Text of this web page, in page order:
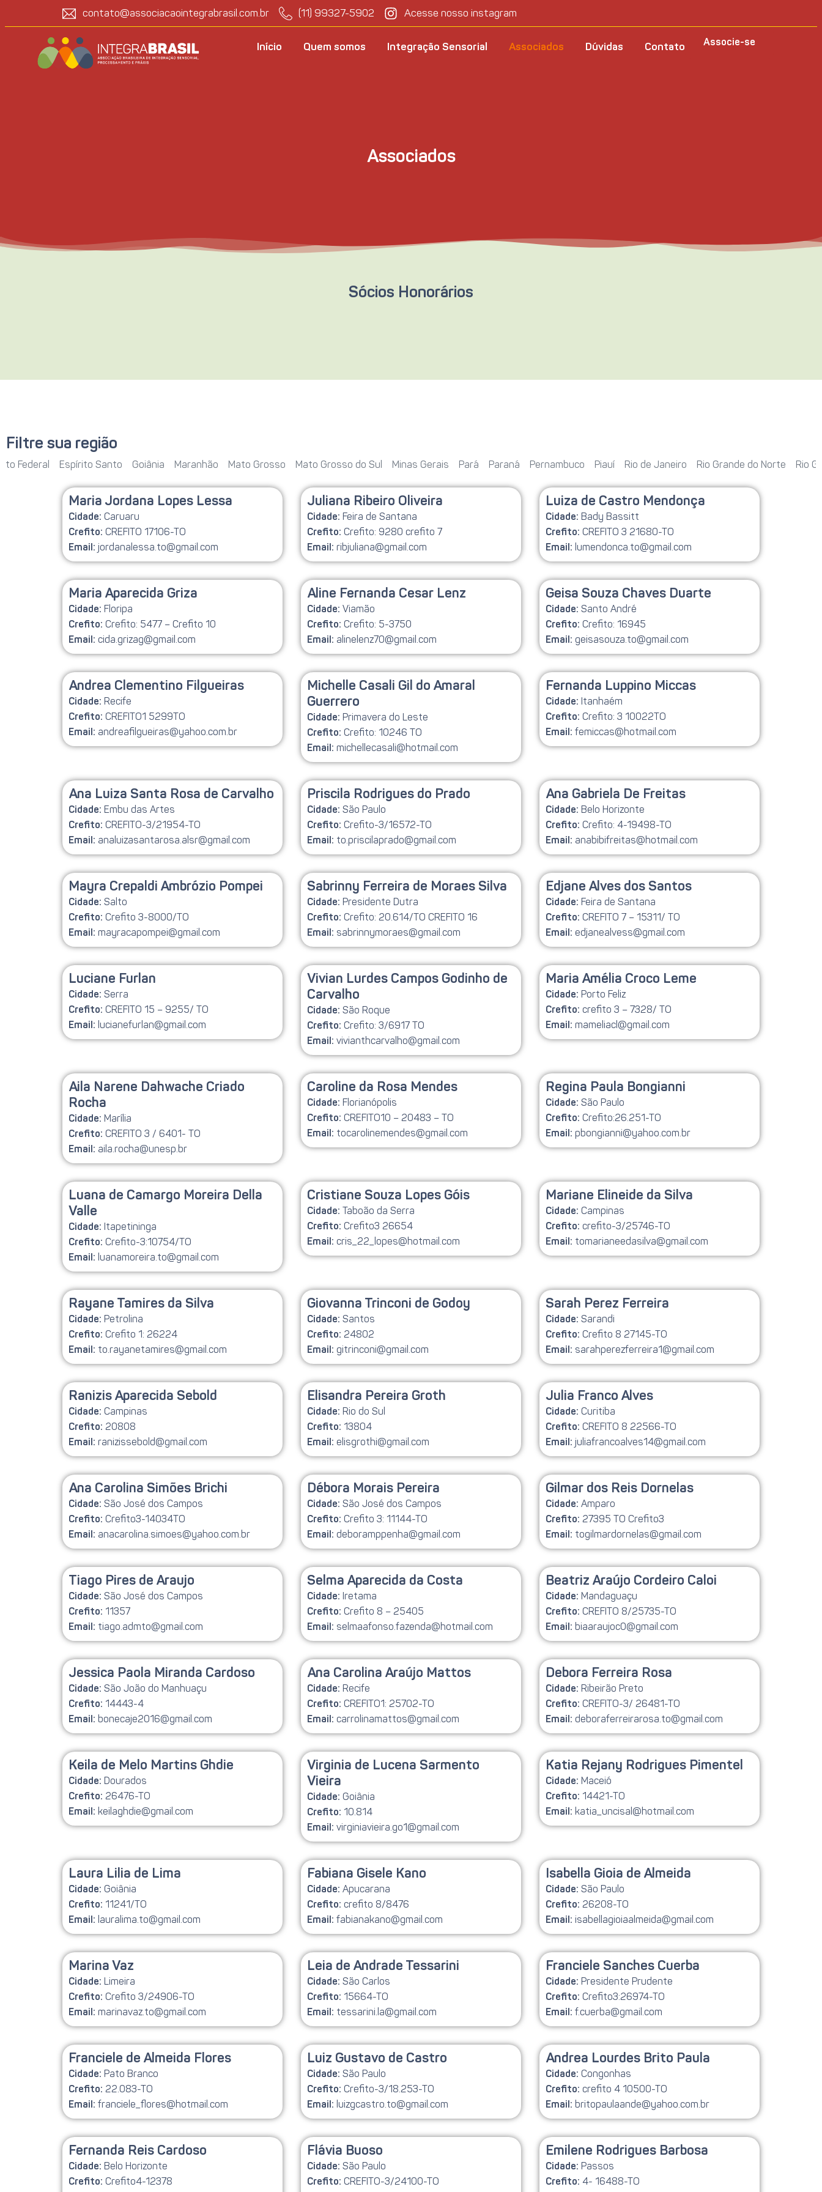
contato@associacaointegrabrasil.com.br (11) 99327-5902 Acesse nosso instagram
Início Quem somos Integração Sensorial Associados Dúvidas Contato Associe-se
Associados
Sócios Honorários
Filtre sua região
Federal Espírito Santo Goiânia Maranhão Mato Grosso Mato Grosso do Sul Minas Gerais Pará Paraná Pernambuco Piauí Rio de Janeiro Rio Grande do Norte Rio
Maria Jordana Lopes Lessa
Cidade: Caruaru
Crefito: CREFITO 17106-TO
Email: jordanalessa.to@gmail.com
Juliana Ribeiro Oliveira
Cidade: Feira de Santana
Crefito: Crefito: 9280 crefito 7
Email: ribjuliana@gmail.com
Luiza de Castro Mendonça
Cidade: Bady Bassitt
Crefito: CREFITO 3 21680-TO
Email: lumendonca.to@gmail.com
Maria Aparecida Griza
Cidade: Floripa
Crefito: Crefito: 5477 – Crefito 10
Email: cida.grizag@gmail.com
Aline Fernanda Cesar Lenz
Cidade: Viamão
Crefito: Crefito: 5-3750
Email: alinelenz70@gmail.com
Geisa Souza Chaves Duarte
Cidade: Santo André
Crefito: Crefito: 16945
Email: geisasouza.to@gmail.com
Andrea Clementino Filgueiras
Cidade: Recife
Crefito: CREFITO1 5299TO
Email: andreafilgueiras@yahoo.com.br
Michelle Casali Gil do Amaral
Guerrero
Cidade: Primavera do Leste
Crefito: Crefito: 10246 TO
Email: michellecasali@hotmail.com
Fernanda Luppino Miccas
Cidade: Itanhaém
Crefito: Crefito: 3 10022TO
Email: femiccas@hotmail.com
Ana Luiza Santa Rosa de Carvalho
Cidade: Embu das Artes
Crefito: CREFITO-3/21954-TO
Email: analuizasantarosa.alsr@gmail.com
Priscila Rodrigues do Prado
Cidade: São Paulo
Crefito: Crefito-3/16572-TO
Email: to.priscilaprado@gmail.com
Ana Gabriela De Freitas
Cidade: Belo Horizonte
Crefito: Crefito: 4-19498-TO
Email: anabibifreitas@hotmail.com
Mayra Crepaldi Ambrózio Pompei
Cidade: Salto
Crefito: Crefito 3-8000/TO
Email: mayracapompei@gmail.com
Sabrinny Ferreira de Moraes Silva
Cidade: Presidente Dutra
Crefito: Crefito: 20.614/TO CREFITO 16
Email: sabrinnymoraes@gmail.com
Edjane Alves dos Santos
Cidade: Feira de Santana
Crefito: CREFITO 7 – 15311/ TO
Email: edjanealvess@gmail.com
Luciane Furlan
Cidade: Serra
Crefito: CREFITO 15 – 9255/ TO
Email: lucianefurlan@gmail.com
Vivian Lurdes Campos Godinho de
Carvalho
Cidade: São Roque
Crefito: Crefito: 3/6917 TO
Email: vivianthcarvalho@gmail.com
Maria Amélia Croco Leme
Cidade: Porto Feliz
Crefito: crefito 3 – 7328/ TO
Email: mameliacl@gmail.com
Aila Narene Dahwache Criado
Rocha
Cidade: Marília
Crefito: CREFITO 3 / 6401- TO
Email: aila.rocha@unesp.br
Caroline da Rosa Mendes
Cidade: Florianópolis
Crefito: CREFITO10 – 20483 – TO
Email: tocarolinemendes@gmail.com
Regina Paula Bongianni
Cidade: São Paulo
Crefito: Crefito:26.251-TO
Email: pbongianni@yahoo.com.br
Luana de Camargo Moreira Della
Valle
Cidade: Itapetininga
Crefito: Crefito-3:10754/TO
Email: luanamoreira.to@gmail.com
Cristiane Souza Lopes Góis
Cidade: Taboão da Serra
Crefito: Crefito3 26654
Email: cris_22_lopes@hotmail.com
Mariane Elineide da Silva
Cidade: Campinas
Crefito: crefito-3/25746-TO
Email: tomarianeedasilva@gmail.com
Rayane Tamires da Silva
Cidade: Petrolina
Crefito: Crefito 1: 26224
Email: to.rayanetamires@gmail.com
Giovanna Trinconi de Godoy
Cidade: Santos
Crefito: 24802
Email: gitrinconi@gmail.com
Sarah Perez Ferreira
Cidade: Sarandi
Crefito: Crefito 8 27145-TO
Email: sarahperezferreira1@gmail.com
Ranizis Aparecida Sebold
Cidade: Campinas
Crefito: 20808
Email: ranizissebold@gmail.com
Elisandra Pereira Groth
Cidade: Rio do Sul
Crefito: 13804
Email: elisgrothi@gmail.com
Julia Franco Alves
Cidade: Curitiba
Crefito: CREFITO 8 22566-TO
Email: juliafrancoalves14@gmail.com
Ana Carolina Simões Brichi
Cidade: São José dos Campos
Crefito: Crefito3-14034TO
Email: anacarolina.simoes@yahoo.com.br
Débora Morais Pereira
Cidade: São José dos Campos
Crefito: Crefito 3: 11144-TO
Email: deboramppenha@gmail.com
Gilmar dos Reis Dornelas
Cidade: Amparo
Crefito: 27395 TO Crefito3
Email: togilmardornelas@gmail.com
Tiago Pires de Araujo
Cidade: São José dos Campos
Crefito: 11357
Email: tiago.admto@gmail.com
Selma Aparecida da Costa
Cidade: Iretama
Crefito: Crefito 8 – 25405
Email: selmaafonso.fazenda@hotmail.com
Beatriz Araújo Cordeiro Caloi
Cidade: Mandaguaçu
Crefito: CREFITO 8/25735-TO
Email: biaaraujoc0@gmail.com
Jessica Paola Miranda Cardoso
Cidade: São João do Manhuaçu
Crefito: 14443-4
Email: bonecaje2016@gmail.com
Ana Carolina Araújo Mattos
Cidade: Recife
Crefito: CREFITO1: 25702-TO
Email: carrolinamattos@gmail.com
Debora Ferreira Rosa
Cidade: Ribeirão Preto
Crefito: CREFITO-3/ 26481-TO
Email: deboraferreirarosa.to@gmail.com
Keila de Melo Martins Ghdie
Cidade: Dourados
Crefito: 26476-TO
Email: keilaghdie@gmail.com
Virginia de Lucena Sarmento
Vieira
Cidade: Goiânia
Crefito: 10.814
Email: virginiavieira.go1@gmail.com
Katia Rejany Rodrigues Pimentel
Cidade: Maceió
Crefito: 14421-TO
Email: katia_uncisal@hotmail.com
Laura Lilia de Lima
Cidade: Goiânia
Crefito: 11241/TO
Email: lauralima.to@gmail.com
Fabiana Gisele Kano
Cidade: Apucarana
Crefito: crefito 8/8476
Email: fabianakano@gmail.com
Isabella Gioia de Almeida
Cidade: São Paulo
Crefito: 26208-TO
Email: isabellagioiaalmeida@gmail.com
Marina Vaz
Cidade: Limeira
Crefito: Crefito 3/24906-TO
Email: marinavaz.to@gmail.com
Leia de Andrade Tessarini
Cidade: São Carlos
Crefito: 15664-TO
Email: tessarini.la@gmail.com
Franciele Sanches Cuerba
Cidade: Presidente Prudente
Crefito: Crefito3:26974-TO
Email: f.cuerba@gmail.com
Franciele de Almeida Flores
Cidade: Pato Branco
Crefito: 22.083-TO
Email: franciele_flores@hotmail.com
Luiz Gustavo de Castro
Cidade: São Paulo
Crefito: Crefito-3/18.253-TO
Email: luizgcastro.to@gmail.com
Andrea Lourdes Brito Paula
Cidade: Congonhas
Crefito: crefito 4 10500-TO
Email: britopaulaande@yahoo.com.br
Fernanda Reis Cardoso
Cidade: Belo Horizonte
Crefito: Crefito4-12378
Flávia Buoso
Cidade: São Paulo
Crefito: CREFITO-3/24100-TO
Emilene Rodrigues Barbosa
Cidade: Passos
Crefito: 4- 16488-TO